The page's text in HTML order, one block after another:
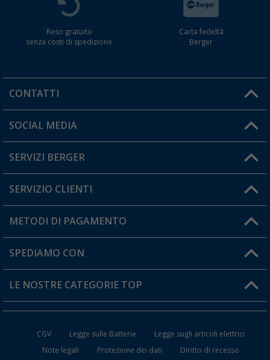
Reso gratuito
senza costi di spedizione
Carta fedeltà
Berger
CONTATTI
Orari di apertura del servizio:
Hai una domanda?
SOCIAL MEDIA
SERVIZI BERGER
Diventare rivenditori
Il mio Account
Carta fedeltà Berger
SERVIZIO CLIENTI
Informazioni sulla spedizione
Resi
FAQ e Contatti
METODI DI PAGAMENTO
SPEDIAMO CON
LE NOSTRE CATEGORIE TOP
CGV Legge sulle Batterie
Legge sugli articoli elettrici
Note legali
Protezione dei dati Diritto di recesso